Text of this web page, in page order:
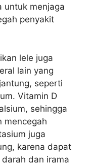
untuk menjaga
penyakit
lele juga
lain yang
seperti
Vitamin D
sehingga
mencegah
juga
karena dapat
dan irama